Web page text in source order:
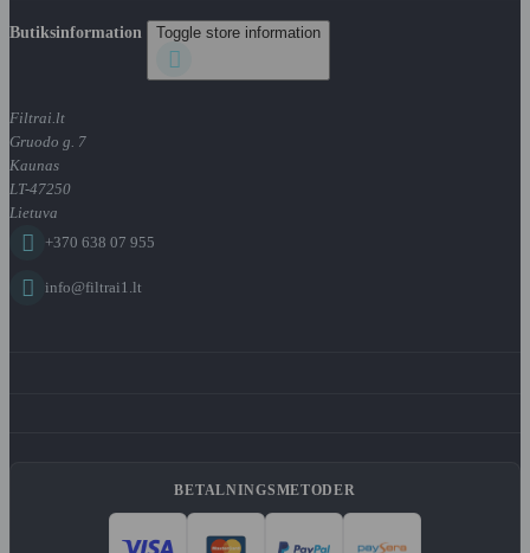
Butiksinformation Toggle store information

Filtrai.lt
Gruodo g. 7
Kaunas
LT-47250
Lietuva
 +370 638 07 955
 info@filtrai1.lt
BETALNINGSMETODER